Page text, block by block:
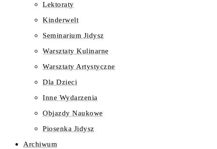
Lektoraty
Kinderwelt
Seminarium Jidysz
Warsztaty Kulinarne
Warsztaty Artystyczne
Dla Dzieci
Inne Wydarzenia
Objazdy Naukowe
Piosenka Jidysz
Archiwum